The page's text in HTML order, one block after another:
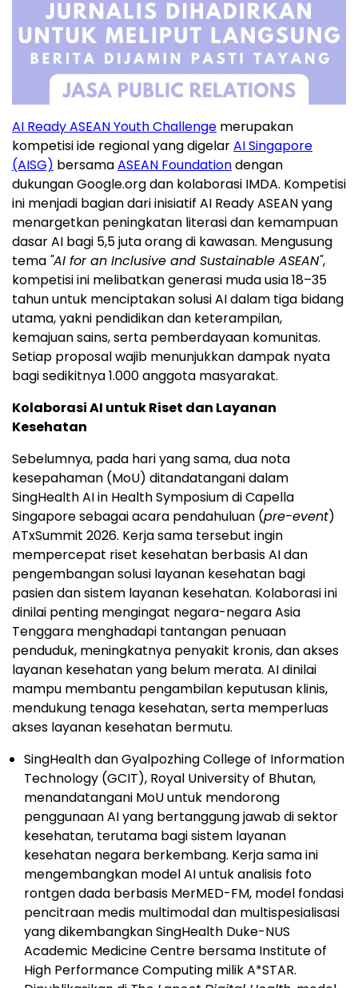
AI Ready ASEAN Youth Challenge merupakan
kompetisi ide regional yang digelarAI Singapore
(AISG) bersamaASEAN Foundationdengan
dukungan Google.org dan kolaborasi IMDA. Kompetisi
ini menjadi bagian dari inisiatif AI Ready ASEAN yang
menargetkan peningkatan literasi dan kemampuan
dasar AI bagi 5,5 juta orang di kawasan. Mengusung
tema "AI for an Inclusive and Sustainable ASEAN",
kompetisi ini melibatkan generasi muda usia 18–35
tahun untuk menciptakan solusi AI dalam tiga bidang
utama, yakni pendidikan dan keterampilan,
kemajuan sains, serta pemberdayaan komunitas.
Setiap proposal wajib menunjukkan dampak nyata
bagi sedikitnya 1.000 anggota masyarakat.
Kolaborasi AI untuk Riset dan Layanan
Kesehatan
Sebelumnya, pada hari yang sama, dua nota
kesepahaman (MoU) ditandatangani dalam
SingHealth AI in Health Symposium di Capella
Singapore sebagai acara pendahuluan (pre-event)
ATxSummit 2026. Kerja sama tersebut ingin
mempercepat riset kesehatan berbasis AI dan
pengembangan solusi layanan kesehatan bagi
pasien dan sistem layanan kesehatan. Kolaborasi ini
dinilai penting mengingat negara-negara Asia
Tenggara menghadapi tantangan penuaan
penduduk, meningkatnya penyakit kronis, dan akses
layanan kesehatan yang belum merata. AI dinilai
mampu membantu pengambilan keputusan klinis,
mendukung tenaga kesehatan, serta memperluas
akses layanan kesehatan bermutu.
SingHealth dan Gyalpozhing College of Information
Technology (GCIT), Royal University of Bhutan,
menandatangani MoU untuk mendorong
penggunaan AI yang bertanggung jawab di sektor
kesehatan, terutama bagi sistem layanan
kesehatan negara berkembang. Kerja sama ini
mengembangkan model AI untuk analisis foto
rontgen dada berbasis MerMED-FM, model fondasi
pencitraan medis multimodal dan multispesialisasi
yang dikembangkan SingHealth Duke-NUS
Academic Medicine Centre bersama Institute of
High Performance Computing milik A*STAR.